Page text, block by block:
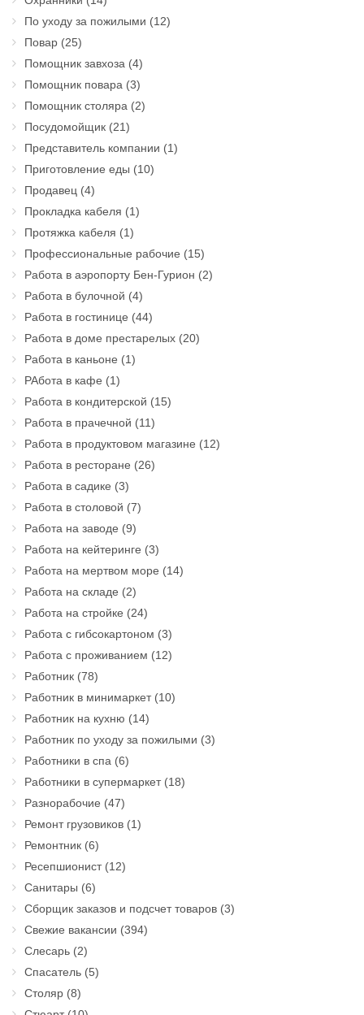
По уходу за пожилыми (12)
Повар (25)
Помощник завхоза (4)
Помощник повара (3)
Помощник столяра (2)
Посудомойщик (21)
Представитель компании (1)
Приготовление еды (10)
Продавец (4)
Прокладка кабеля (1)
Протяжка кабеля (1)
Профессиональные рабочие (15)
Работа в аэропорту Бен-Гурион (2)
Работа в булочной (4)
Работа в гостинице (44)
Работа в доме престарелых (20)
Работа в каньоне (1)
РАбота в кафе (1)
Работа в кондитерской (15)
Работа в прачечной (11)
Работа в продуктовом магазине (12)
Работа в ресторане (26)
Работа в садике (3)
Работа в столовой (7)
Работа на заводе (9)
Работа на кейтеринге (3)
Работа на мертвом море (14)
Работа на складе (2)
Работа на стройке (24)
Работа с гибсокартоном (3)
Работа с проживанием (12)
Работник (78)
Работник в минимаркет(10)
Работник на кухню (14)
Работник по уходу за пожилыми (3)
Работники в спа (6)
Работники в супермаркет(18)
Разнорабочие (47)
Ремонт грузовиков (1)
Ремонтник (6)
Ресепшионист(12)
Санитары (6)
Сборщик заказов и подсчет товаров (3)
Свежие вакансии (394)
Слесарь (2)
Спасатель (5)
Столяр (8)